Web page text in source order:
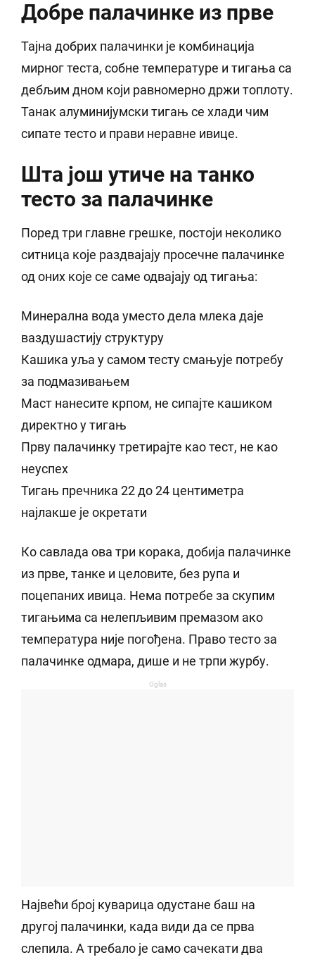
Добре палачинке из прве
Тајна добрих палачинки је комбинација
мирног теста, собне температуре и тигања са
дебљим дном који равномерно држи топлоту.
Танак алуминијумски тигањ се хлади чим
сипате тесто и прави неравне ивице.
Шта још утиче на танко
тесто за палачинке
Поред три главне грешке, постоји неколико
ситница које раздвајају просечне палачинке
од оних које се саме одвајају од тигања:
Минерална вода уместо дела млека даје
ваздушастију структуру
Кашика уља у самом тесту смањује потребу
за подмазивањем
Маст нанесите крпом, не сипајте кашиком
директно у тигањ
Прву палачинку третирајте као тест, не као
неуспех
Тигањ пречника 22 до 24 центиметра
најлакше је окретати
Ко савлада ова три корака, добија палачинке
из прве, танке и целовите, без рупа и
поцепаних ивица. Нема потребе за скупим
тигањима са нелепљивим премазом ако
температура није погођена. Право тесто за
палачинке одмара, дише и не трпи журбу.
Oglas
Највећи број куварица одустане баш на
другој палачинки, када види да се прва
слепила. А требало је само сачекати два